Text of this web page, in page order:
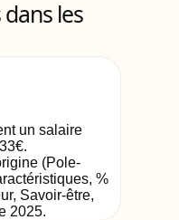
les
un salaire
€.
(Pole-
%
Savoir-être,
2025.